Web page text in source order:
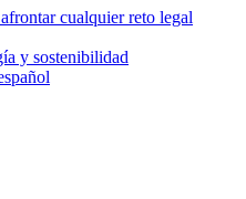
cualquier reto legal
y sostenibilidad